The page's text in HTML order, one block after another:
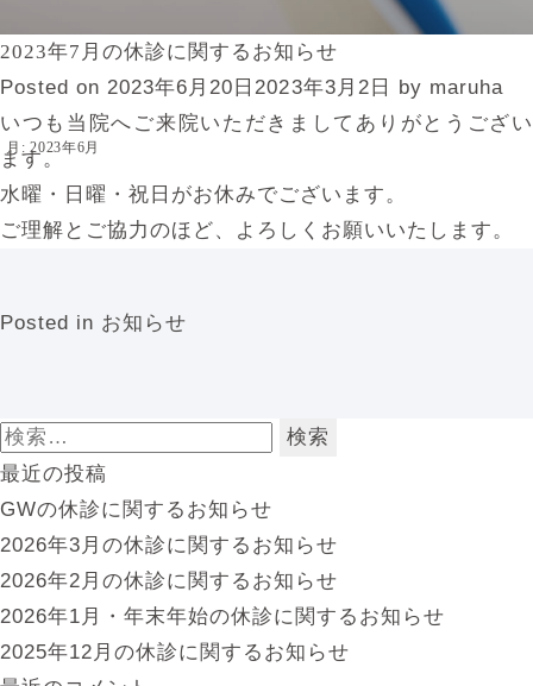
月:2023年6月
2023年7月の休診に関するお知らせ
Posted on 2023年6月20日 2023年3月2日 by maruha
いつも当院へご来院いただきましてありがとうござい
ます。
水曜・日曜・祝日がお休みでございます。
ご理解とご協力のほど、よろしくお願いいたします。
Posted in お知らせ
検
索:
最近の投稿
GWの休診に関するお知らせ
2026年3月の休診に関するお知らせ
2026年2月の休診に関するお知らせ
2026年1月・年末年始の休診に関するお知らせ
2025年12月の休診に関するお知らせ